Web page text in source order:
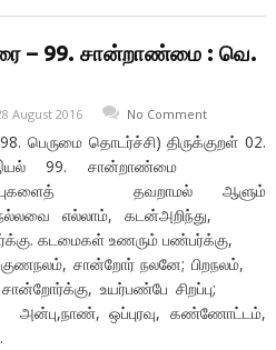
– 99. சான்றாண்மை : வெ.
August 2016 No Comment
பெருமை தொடர்ச்சி) திருக்குறள் 02.
இயல் 99. சான்றாண்மை
பண்புகளைத் தவறாமல் ஆளும்
எல்லாம், கடன்அறிந்து,
கடமைகள் உணரும் பண்பர்க்கு,
சான்றோர் நலனே; பிறநலம்,
சான்றோர்க்கு, உயர்பண்பே சிறப்பு;
அன்பு,நாண், ஒப்புரவு, கண்ணோட்டம்,